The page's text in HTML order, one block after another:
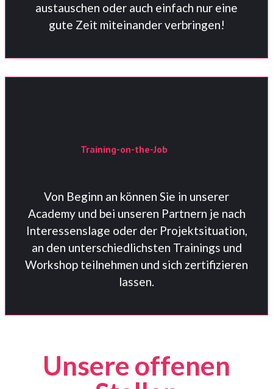
austauschen oder auch einfach nur eine
gute Zeit miteinander verbringen!
Training-on-the-Job
Von Beginn an können Sie in unserer
Academy und bei unseren Partnern je nach
Interessenslage oder der Projektsituation,
an den unterschiedlichsten Trainings und
Workshop teilnehmen und sich zertifizieren
lassen.
Unsere offenen